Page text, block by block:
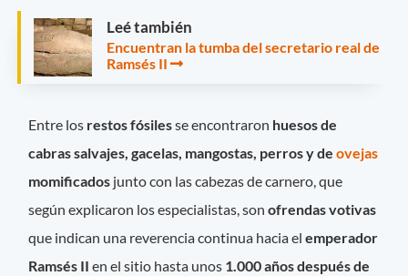
Leé también
Encuentran la tumba del secretario real de
Ramsés II
Entre los restos fósilesse encontraron huesos de
cabras salvajes, gacelas, mangostas, perros y deovejas
momificados junto con las cabezas de carnero, que
según explicaron los especialistas, sonofrendas votivas
que indican una reverencia continua hacia elemperador
Ramsés II en el sitio hasta unos 1.000 años después de